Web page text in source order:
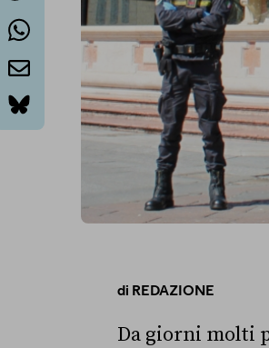
bluesky
di REDAZIONE
Da giorni molti